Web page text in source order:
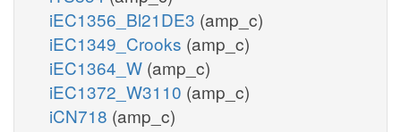
iEC1356_Bl21DE3 (amp_c)
iEC1349_Crooks (amp_c)
iEC1364_W (amp_c)
iEC1372_W3110 (amp_c)
iCN718 (amp_c)